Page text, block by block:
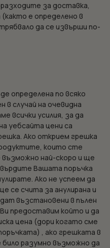
за доставка,
е определено в
да се извърши по-
определена по всяко
в случай на очевидна
всички усилия, за да
уебсайта цени са
Ако открием грешка
които сте
най-скоро и ще
Вашата поръчка
Ако не успеем да
се счита за анулирана и
възстановени в пълен
предоставим който и да
цена (дори когато сме
, ако грешката в
било разумно възможно да